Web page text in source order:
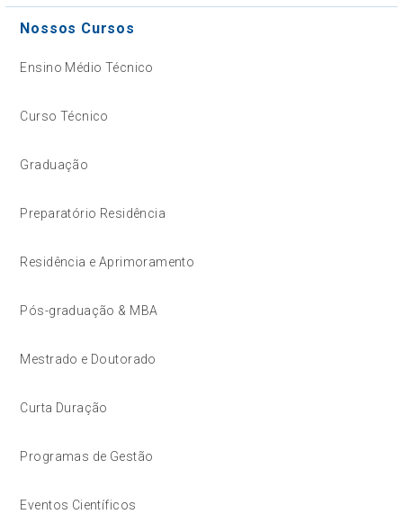
Nossos Cursos
Ensino Médio Técnico
Curso Técnico
Graduação
Preparatório Residência
Residência e Aprimoramento
Pós-graduação & MBA
Mestrado e Doutorado
Curta Duração
Programas de Gestão
Eventos Científicos